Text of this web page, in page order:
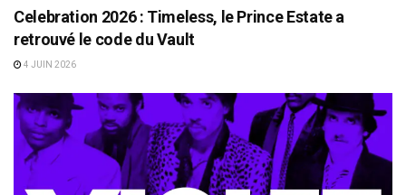
Celebration 2026 : Timeless, le Prince Estate a
retrouvé le code du Vault
4 JUIN 2026